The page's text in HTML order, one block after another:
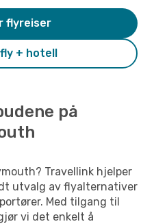
+ hotell
flyreiser
på
Travellink hjelper
utvalg av flyalternativer
Med tilgang til
vi det enkelt å